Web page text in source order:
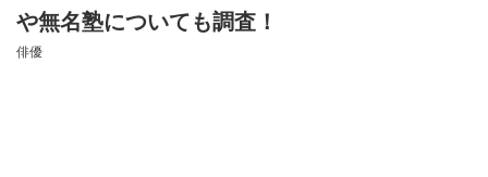
や無名塾についても調査！
俳優